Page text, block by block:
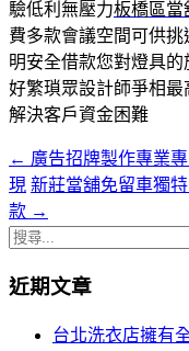
驗低利無壓力板橋區當
費多款會議空間可供挑
明安全借款您對燈具的
好繁瑣眾設計師爭相
解決客戶資金困難
文
章
導
航
← 廣告招牌製作專業
現 新莊當舖免留車獨
款 →
搜
關
近期文章
台北洗衣店擁有